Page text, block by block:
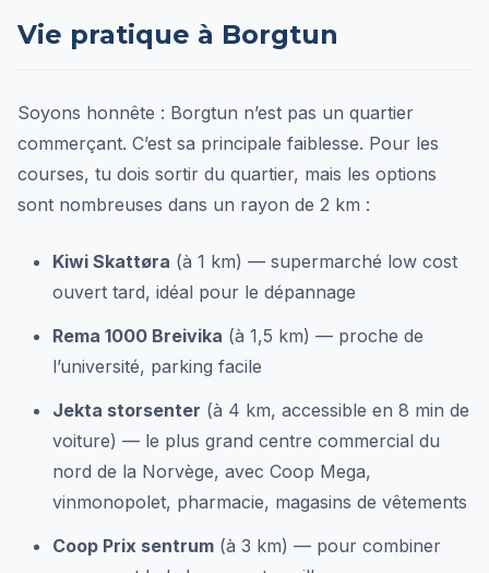
Vie pratique à Borgtun
Soyons honnête : Borgtun n’est pas un quartier
commerçant. C’est sa principale faiblesse. Pour les
courses, tu dois sortir du quartier, mais les options
sont nombreuses dans un rayon de 2 km :
Kiwi Skattøra (à 1 km) — supermarché low cost
ouvert tard, idéal pour le dépannage
Rema 1000 Breivika (à 1,5 km) — proche de
l’université, parking facile
Jekta storsenter (à 4 km, accessible en 8 min de
voiture) — le plus grand centre commercial du
nord de la Norvège, avec Coop Mega,
vinmonopolet, pharmacie, magasins de vêtements
Coop Prix sentrum (à 3 km) — pour combiner